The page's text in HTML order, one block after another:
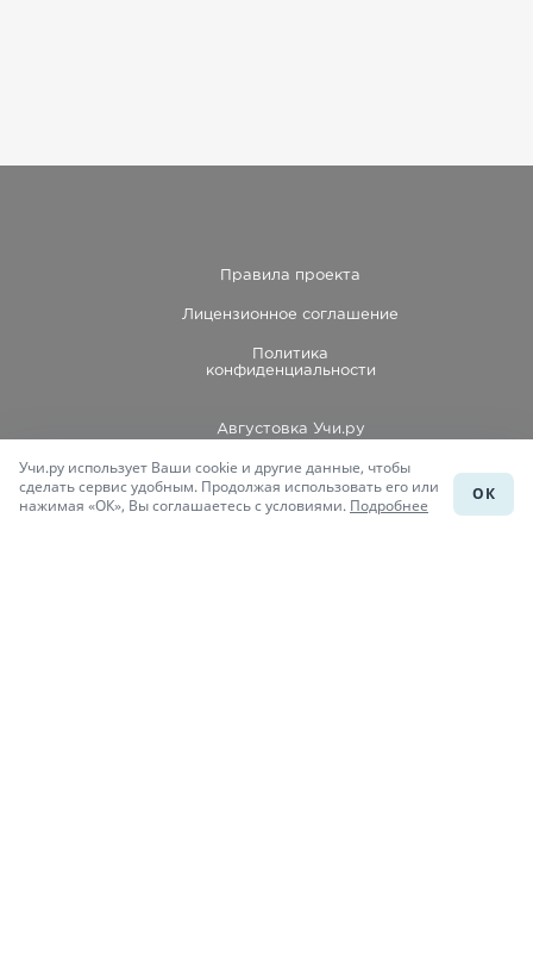
Правила проекта
Лицензионное соглашение
Политика
конфиденциальности
Августовка Учи.ру
Каталог школ
Подготовка к уроку
Учи.ру использует Ваши cookie и другие данные, чтобы
сделать сервис удобным. Продолжая использовать его или
нажимая «ОК», Вы соглашаетесь с условиями. Подробнее
ОК